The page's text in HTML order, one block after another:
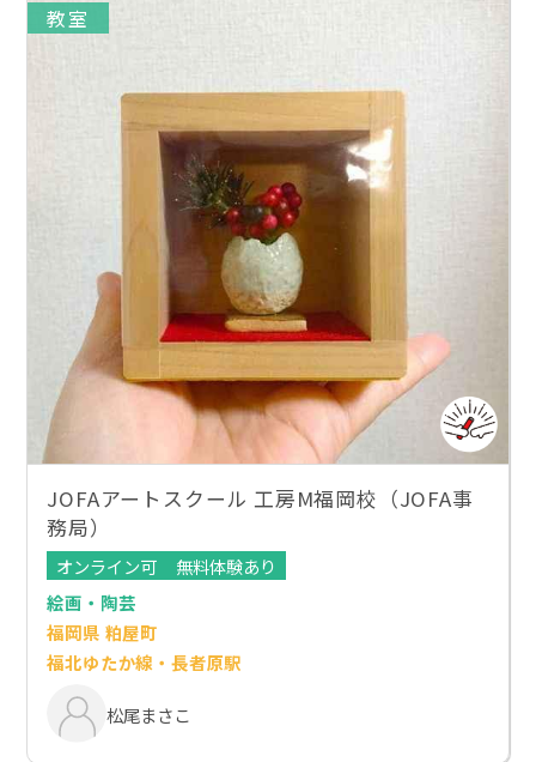
教室
JOFAアートスクール 工房M福岡校（JOFA事
務局）
オンライン可
無料体験あり
絵画・陶芸
福岡県 粕屋町
福北ゆたか線・長者原駅
松尾まさこ